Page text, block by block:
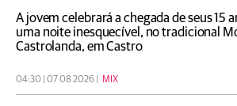
A jovem celebrará a chegada de seus 15
uma noite inesquecível, no tradicional
Castrolanda, em Castro
04:30 | 07 08 2026 | MIX